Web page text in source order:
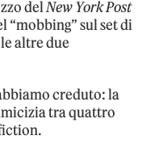
delNew York Post
“mobbing” sul set di
altre due
creduto: la
tra quattro